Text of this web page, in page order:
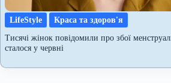
LifeStyle
Краса та здоров'я
Тисячі жінок повідомили про збої
сталося у червні